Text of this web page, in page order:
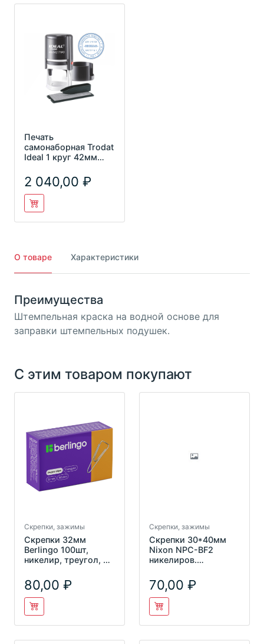
Печать
самонаборная Trodat
Ideal 1 круг 42мм
2 040,00
О товаре Характеристики
Преимущества
Штемпельная краска на водной основе для
заправки штемпельных подушек.
С этим товаром покупают
Скрепки, зажимы
Скрепки 32мм
Berlingo 100шт,
никелир, треугол, с
ВК3210n
80,00
Скрепки, зажимы
Скрепки 30*40мм
Nixon NPC-BF2
никелиров.
70,00